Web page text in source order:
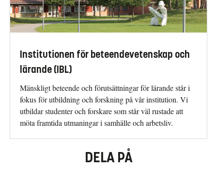
Institutionen för beteendevetenskap och
lärande (IBL)
Mänskligt beteende och förutsättningar för lärande står i
fokus för utbildning och forskning på vår institution. Vi
utbildar studenter och forskare som står väl rustade att
möta framtida utmaningar i samhälle och arbetsliv.
DELA PÅ